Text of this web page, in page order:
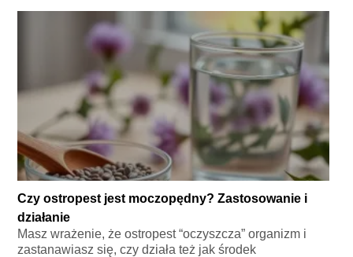
Czy ostropest jest moczopędny? Zastosowanie i
działanie
Masz wrażenie, że ostropest “oczyszcza” organizm i
zastanawiasz się, czy działa też jak środek